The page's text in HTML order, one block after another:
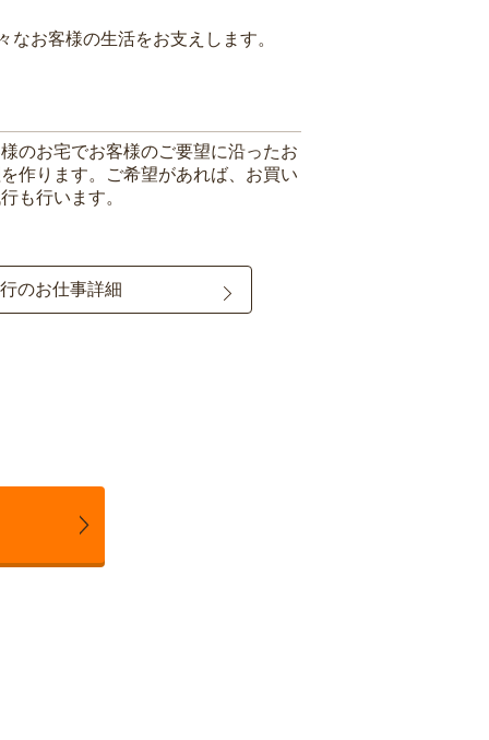
お客様の生活をお支えします。
のお宅でお客様のご要望に沿ったお
作ります。ご希望があれば、お買い
も行います。
のお仕事詳細